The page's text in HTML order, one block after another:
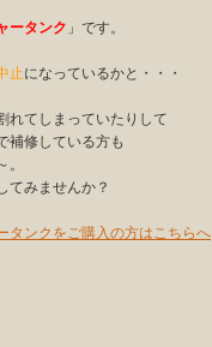
ータンク 」です。
止になっているかと・・・
れてしまっていたりして
補修している方も
てみませんか？
タンクをご購入の方はこちらへ